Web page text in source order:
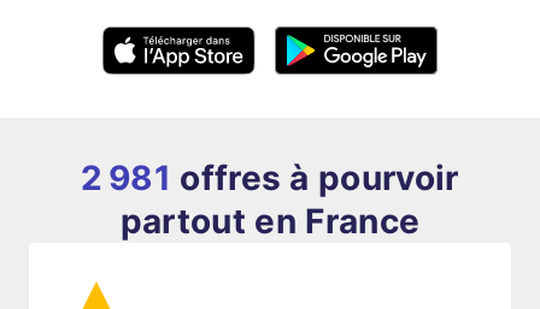
2 981 offres à pourvoir
partout en France